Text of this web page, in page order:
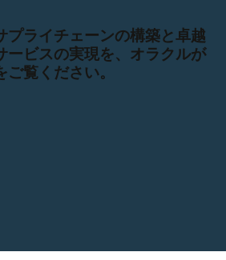
プライチェーンの構築と卓越
ービスの実現を、オラクルが
覧ください。